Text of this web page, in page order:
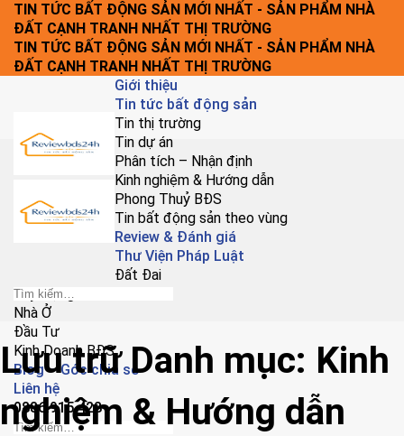
Chuyển
đến
nội
dung
TIN TỨC BẤT ĐỘNG SẢN MỚI NHẤT - SẢN PHẨM NHÀ
ĐẤT CẠNH TRANH NHẤT THỊ TRƯỜNG
TIN TỨC BẤT ĐỘNG SẢN MỚI NHẤT - SẢN PHẨM NHÀ
ĐẤT CẠNH TRANH NHẤT THỊ TRƯỜNG
Giới thiệu
Tin tức bất động sản
Tin thị trường
Tin dự án
Phân tích – Nhận định
Kinh nghiệm & Hướng dẫn
Phong Thuỷ BĐS
Tin bất động sản theo vùng
Review & Đánh giá
Thư Viện Pháp Luật
Đất Đai
Xây Dựng
Nhà Ở
Đầu Tư
Kinh Doanh BĐS
Blog – Góc chia sẻ
Liên hệ
0886.915.428
Lưu trữ Danh mục: Kinh
nghiệm & Hướng dẫn